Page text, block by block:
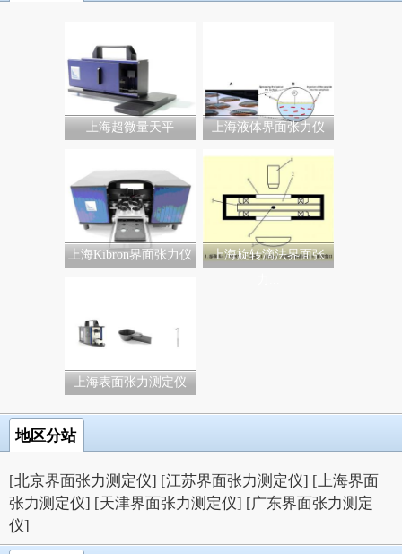
上海超微量天平 上海液体界面张力仪
上海Kibron界面张力仪
上海旋转滴法界面张
上海表面张力测定仪
地区分站
[北京界面张力测定仪] [江苏界面张力测定仪] [上海界面
张力测定仪] [天津界面张力测定仪] [广东界面张力测定
仪]